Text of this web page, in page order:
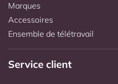
Marques
Accessoires
Ensemble de télétravail
Service client